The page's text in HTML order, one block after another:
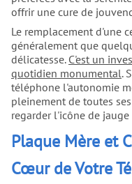
offrir une cure de
Le remplacement d'une
généralement que
délicatesse. C'est un
quotidien monumental.
téléphone l'autonomie
pleinement de toutes
regarder l'icône de
Plaque Mère et
Cœur de Votre